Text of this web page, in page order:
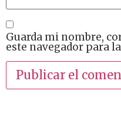
Guarda mi nombre,
este navegador para